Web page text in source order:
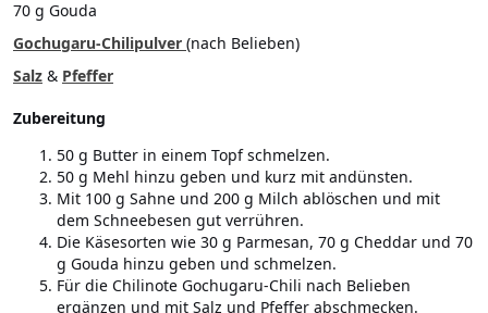
70 g Gouda
Gochugaru-Chilipulver (nach Belieben)
Salz & Pfeffer
Zubereitung
50 g Butter in einem Topf schmelzen.
50 g Mehl hinzu geben und kurz mit andünsten.
Mit 100 g Sahne und 200 g Milch ablöschen und mit
dem Schneebesen gut verrühren.
Die Käsesorten wie 30 g Parmesan, 70 g Cheddar und 70
g Gouda hinzu geben und schmelzen.
Für die Chilinote Gochugaru-Chili nach Belieben
ergänzen und mit Salz und Pfeffer abschmecken.